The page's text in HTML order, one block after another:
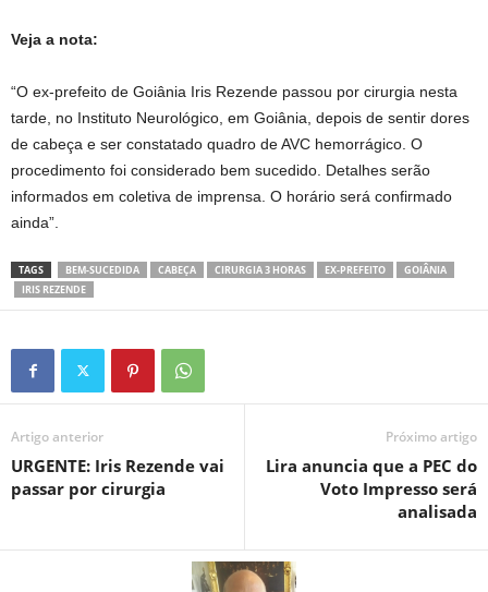
Veja a nota:
“O ex-prefeito de Goiânia Iris Rezende passou por cirurgia nesta
tarde, no Instituto Neurológico, em Goiânia, depois de sentir dores
de cabeça e ser constatado quadro de AVC hemorrágico. O
procedimento foi considerado bem sucedido. Detalhes serão
informados em coletiva de imprensa. O horário será confirmado
ainda”.
TAGS BEM-SUCEDIDA CABEÇA CIRURGIA 3 HORAS EX-PREFEITO
GOIÂNIA
IRIS REZENDE
Artigo anterior
URGENTE: Iris Rezende vai
passar por cirurgia
Próximo artigo
Lira anuncia que a PEC do
Voto Impresso será
analisada